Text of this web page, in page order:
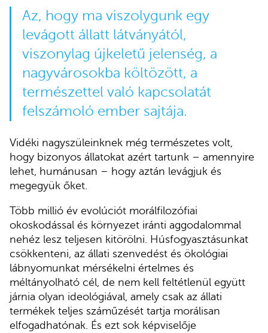
Az, hogy ma viszolygunk egy
levágott állatt látványától,
viszonylag újkeletű jelenség, a
nagyvárosokba költözött, a
természettel való kapcsolatát
felszámoló ember sajtája.
Vidéki nagyszüleinknek még természetes volt,
hogy bizonyos állatokat azért tartunk – amennyire
lehet, humánusan – hogy aztán levágjuk és
megegyük őket.
Több millió év evolúciót morálfilozófiai
okoskodással és környezet iránti aggodalommal
nehéz lesz teljesen kitörölni. Húsfogyasztásunkat
csökkenteni, az állati szenvedést és ökológiai
lábnyomunkat mérsékelni értelmes és
méltányolható cél, de nem kell feltétlenül együtt
járnia olyan ideológiával, amely csak az állati
termékek teljes száműzését tartja morálisan
elfogadhatónak. És ezt sok képviselője